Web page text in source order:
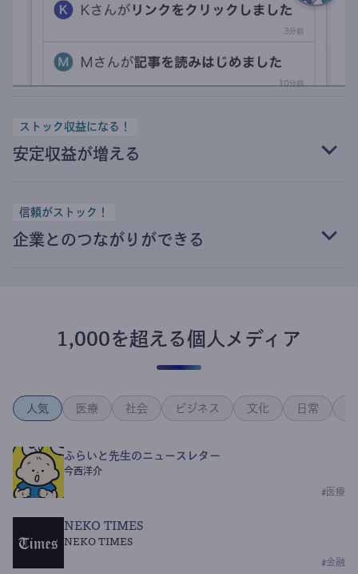
ストック収益になる！
安定収益が増える
信頼がストック！
企業とのつながりができる
1,000を超える個人メディア
人気 医療 社会 ビジネス 文化 日常
ふらいと先生のニュースレター
今西洋介
# 医療
NEKO TIMES
NEKO TIMES
#金融